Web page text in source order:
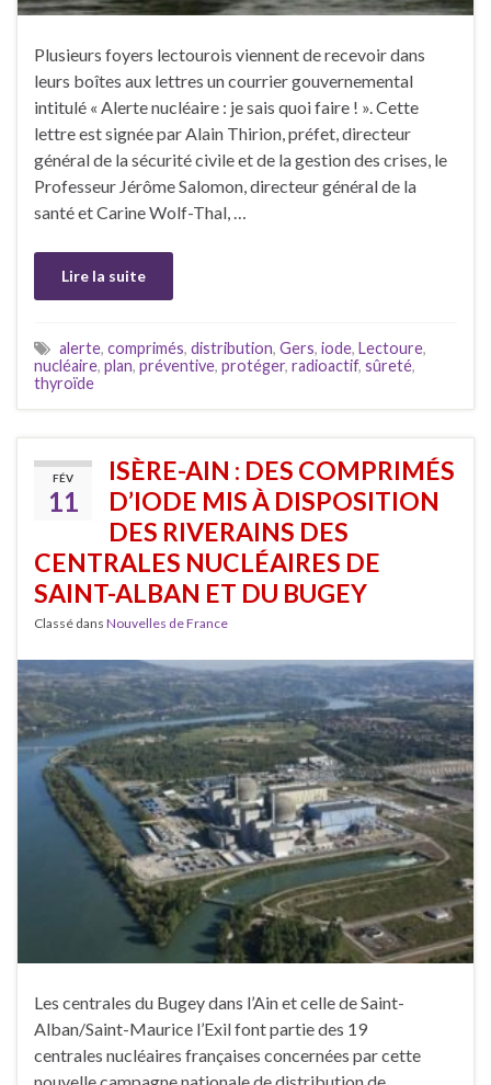
Plusieurs foyers lectourois viennent de recevoir dans
leurs boîtes aux lettres un courrier gouvernemental
intitulé « Alerte nucléaire : je sais quoi faire ! ». Cette
lettre est signée par Alain Thirion, préfet, directeur
général de la sécurité civile et de la gestion des crises, le
Professeur Jérôme Salomon, directeur général de la
santé et Carine Wolf-Thal, …
Lire la suite
alerte, comprimés, distribution, Gers, iode, Lectoure,
nucléaire, plan, préventive, protéger, radioactif, sûreté,
thyroïde
FÉV
11
ISÈRE-AIN : DES COMPRIMÉS
D’IODE MIS À DISPOSITION
DES RIVERAINS DES
CENTRALES NUCLÉAIRES DE
SAINT-ALBAN ET DU BUGEY
Classé dans Nouvelles de France
Les centrales du Bugey dans l’Ain et celle de Saint-
Alban/Saint-Maurice l’Exil font partie des 19
centrales nucléaires françaises concernées par cette